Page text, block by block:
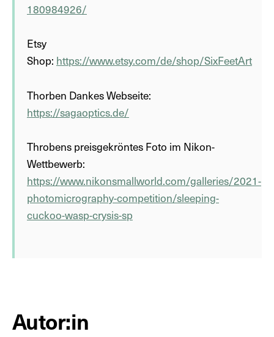
180984926/
Etsy
Shop: https://www.etsy.com/de/shop/SixFeetArt
Thorben Dankes Webseite:
https://sagaoptics.de/
Throbens preisgekröntes Foto im Nikon-
Wettbewerb:
https://www.nikonsmallworld.com/galleries/2021-
photomicrography-competition/sleeping-
cuckoo-wasp-crysis-sp
Autor:in